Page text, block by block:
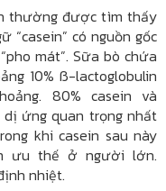
thường được tìm thấy
“casein” có nguồn gốc
mát”. Sữa bò chứa
10% ß-lactoglobulin
80% casein và
dị ứng quan trọng nhất
khi casein sau này
ưu thế ở người lớn.
nhiệt.